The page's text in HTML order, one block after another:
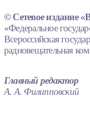
© Сетевое издание
«Федеральное
Всероссийская
радиовещательная
Главный редактор
А. А. Филипповский